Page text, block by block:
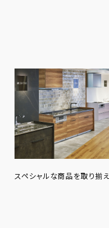
スペシャルな商品を取り揃え